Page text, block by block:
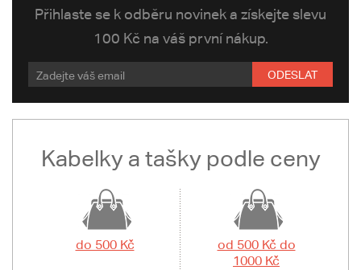
Přihlaste se k odběru novinek a získejte slevu
100 Kč na váš první nákup.
ODESLAT
Kabelky a tašky podle ceny
do 500 Kč
od 500 Kč do
1000 Kč